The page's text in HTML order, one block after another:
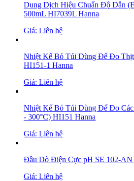
Dung Dịch Hiệu Chuẩn Độ Dẫn
500mL HI7039L Hanna
Giá: Liên hệ
Nhiệt Kế Bỏ Túi Dùng Để Đo Thịt
HI151-1 Hanna
Giá: Liên hệ
Nhiệt Kế Bỏ Túi Dùng Để Đo Các
- 300°C) HI151 Hanna
Giá: Liên hệ
Đầu Dò Điện Cực pH SE 102-
Giá: Liên hệ